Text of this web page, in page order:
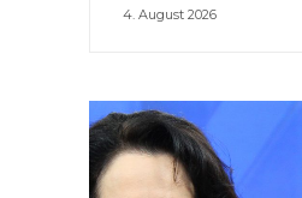
4. August 2026